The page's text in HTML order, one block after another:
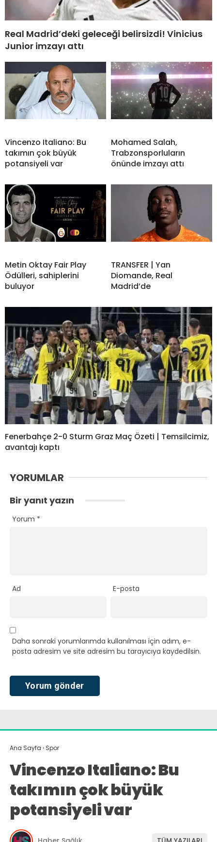
Real Madrid’deki geleceği belirsizdi! Vinicius
Junior imzayı attı
Vincenzo Italiano: Bu
takımın çok büyük
potansiyeli var
Mohamed Salah,
Trabzonsporluların
önünde imzayı attı
Metin Oktay Fair Play
Ödülleri, sahiplerini
buluyor
TRANSFER | Yan
Diomande, Real
Madrid’de
Fenerbahçe 2-0 Sturm Graz Maç Özeti | Temsilcimiz,
avantajı kaptı
YORUMLAR
Bir yanıt yazın
Yorum *
Ad E-posta
Daha sonraki yorumlarımda kullanılması için adım, e-
posta adresim ve site adresim bu tarayıcıya kaydedilsin.
Ana Sayfa › Spor
Vincenzo Italiano: Bu
takımın çok büyük
potansiyeli var